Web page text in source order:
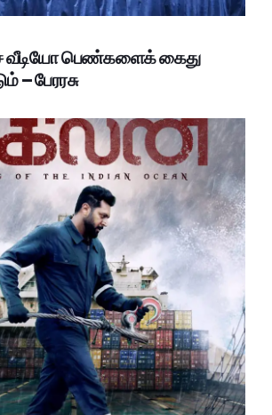
வீடியோ பெண்களைக் கைது
– பேரரசு